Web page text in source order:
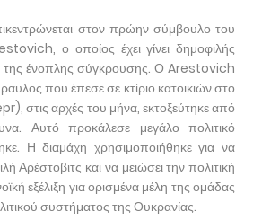
στον πρώην σύμβουλο του
ο οποίος έχει γίνει δημοφιλής
ένοπλης σύγκρουσης. Ο Arestovich
που έπεσε σε κτίριο κατοικιών στο
στις αρχές του μήνα, εκτοξεύτηκε από
Αυτό προκάλεσε μεγάλο πολιτικό
Η διαμάχη χρησιμοποιήθηκε για να
Αρέστοβιτς και να μειώσει την πολιτική
εξέλιξη για ορισμένα μέλη της ομάδας
συστήματος της Ουκρανίας.